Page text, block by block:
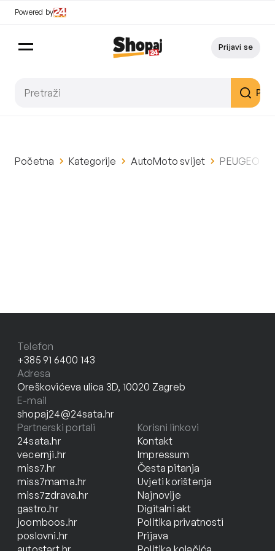
Powered by
Prijavi se
Početna Kategorije AutoMoto svijet PEUGEOT
Telefon
+385 91 6400 143
Adresa
Oreškovićeva ulica 3D, 10020 Zagreb
E-mail
shopaj24@24sata.hr
Partnerski portali
24sata.hr
vecernji.hr
miss7.hr
miss7mama.hr
miss7zdrava.hr
gastro.hr
joomboos.hr
poslovni.hr
Korisni linkovi
Kontakt
Impressum
Česta pitanja
Uvjeti korištenja
Najnovije
Digitalni akt
Politika privatnosti
Prijava